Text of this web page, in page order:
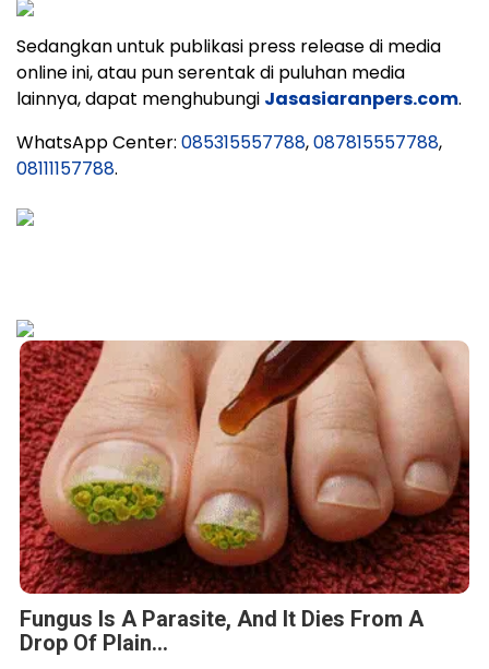
Sedangkan untuk publikasi press release di media
online ini, atau pun serentak di puluhan media
lainnya, dapat menghubungi Jasasiaranpers.com.
WhatsApp Center: 085315557788,087815557788,
08111157788.
Fungus Is A Parasite, And It Dies From A
Drop Of Plain...